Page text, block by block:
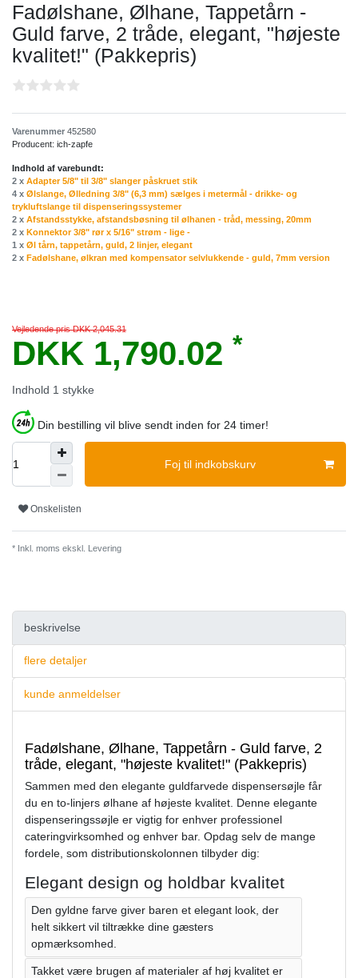
Fadølshane, Ølhane, Tappetårn -
Guld farve, 2 tråde, elegant, "højeste
kvalitet!" (Pakkepris)
Varenummer 452580
Producent: ich-zapfe
Indhold af varebundt:
2 x Adapter 5/8" til 3/8" slanger påskruet stik
4 x Ølslange, Ølledning 3/8" (6,3 mm) sælges i metermål - drikke- og
trykluftslange til dispenseringssystemer
2 x Afstandsstykke, afstandsbøsning til ølhanen - tråd, messing, 20mm
2 x Konnektor 3/8" rør x 5/16" strøm - lige -
1 x Øl tårn, tappetårn, guld, 2 linjer, elegant
2 x Fadølshane, ølkran med kompensator selvlukkende - guld, 7mm version
Vejledende pris DKK 2,045.31
DKK 1,790.02 *
Indhold 1 stykke
Din bestilling vil blive sendt inden for 24 timer!
Foj til indkobskurv
Onskelisten
* Inkl. moms ekskl. Levering
beskrivelse
flere detaljer
kunde anmeldelser
Fadølshane, Ølhane, Tappetårn - Guld farve, 2
tråde, elegant, "højeste kvalitet!" (Pakkepris)
Sammen med den elegante guldfarvede dispensersøjle får
du en to-linjers ølhane af højeste kvalitet. Denne elegante
dispenseringssøjle er vigtig for enhver professionel
cateringvirksomhed og enhver bar. Opdag selv de mange
fordele, som distributionskolonnen tilbyder dig:
Elegant design og holdbar kvalitet
Den gyldne farve giver baren et elegant look, der
helt sikkert vil tiltrække dine gæsters
opmærksomhed.
Takket være brugen af ​​materialer af høj kvalitet er